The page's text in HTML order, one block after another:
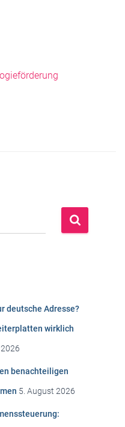
deutsche Adresse?
wirklich
benachteiligen
5. August 2026